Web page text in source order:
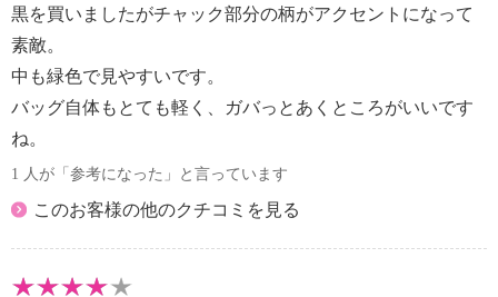
【原産国（地）】
・中国製
黒を買いましたがチャック部分の柄がアクセントになって
素敵。
中も緑色で見やすいです。
バッグ自体もとても軽く、ガバっとあくところがいいです
ね。
1 人が「参考になった」と言っています
このお客様の他のクチコミを見る